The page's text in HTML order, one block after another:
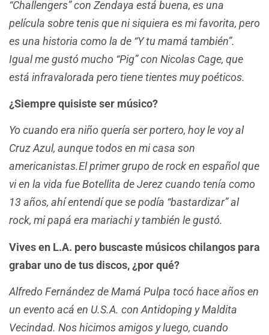
“Challengers” con Zendaya está buena, es una
película sobre tenis que ni siquiera es mi favorita, pero
es una historia como la de “Y tu mamá también”.
Igual me gustó mucho “Pig” con Nicolas Cage, que
está infravalorada pero tiene tientes muy poéticos.
¿Siempre quisiste ser músico?
Yo cuando era niño quería ser portero, hoy le voy al
Cruz Azul, aunque todos en mi casa son
americanistas.El primer grupo de rock en español que
vi en la vida fue Botellita de Jerez cuando tenía como
13 años, ahí entendí que se podía “bastardizar” al
rock, mi papá era mariachi y también le gustó.
Vives en L.A. pero buscaste músicos chilangos para
grabar uno de tus discos, ¿por qué?
Alfredo Fernández de Mamá Pulpa tocó hace años en
un evento acá en U.S.A. con Antidoping y Maldita
Vecindad. Nos hicimos amigos y luego, cuando